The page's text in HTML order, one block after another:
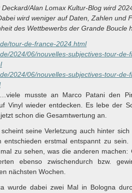
Deckard/Alan Lomax Kultur-Blog wird
wird weniger auf Daten, Zahlen und
des Wettbewerbs der Grande Boucle
tour-de-france-2024.html
2024/06/nouvelles-subjectives-tour-de-
2024/06/nouvelles-subjectives-tour-de-
musste an Marco Patani den
Vinyl wieder entdecken. Es lebe der
schon die Gesamtwertung an.
seine Verletzung auch hinter
entschieden erstmal entspannt zu
zu sehen, was die anderen machen:
ebenso zwischendurch bzw.
nächsten Wochen.
wurde dabei zwei Mal in Bologna